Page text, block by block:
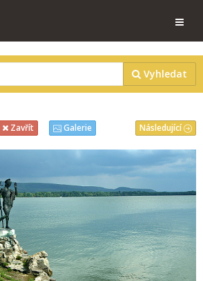
Vyhledat
Následující
Zavřít Galerie